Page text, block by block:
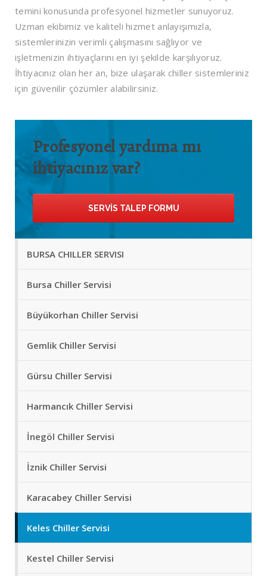
temini konusunda profesyonel hizmetler sunuyoruz.
Uzman ekibimiz ve kaliteli hizmet anlayışımızla,
sistemlerinizin verimli çalışmasını sağlıyor ve
işletmenizin ihtiyaçlarını en iyi şekilde karşılıyoruz.
İhtiyacınız olan her an, bize ulaşarak chiller sistemleriniz
için güvenilir çözümler alabilirsiniz.
Profesyonel yardıma mı
ihtiyacınız var?
SERVIS TALEP FORMU
BURSA CHILLER SERVISI
Bursa Chiller Servisi
Büyükorhan Chiller Servisi
Gemlik Chiller Servisi
Gürsu Chiller Servisi
Harmancık Chiller Servisi
İnegöl Chiller Servisi
İznik Chiller Servisi
Karacabey Chiller Servisi
Keles Chiller Servisi
Kestel Chiller Servisi